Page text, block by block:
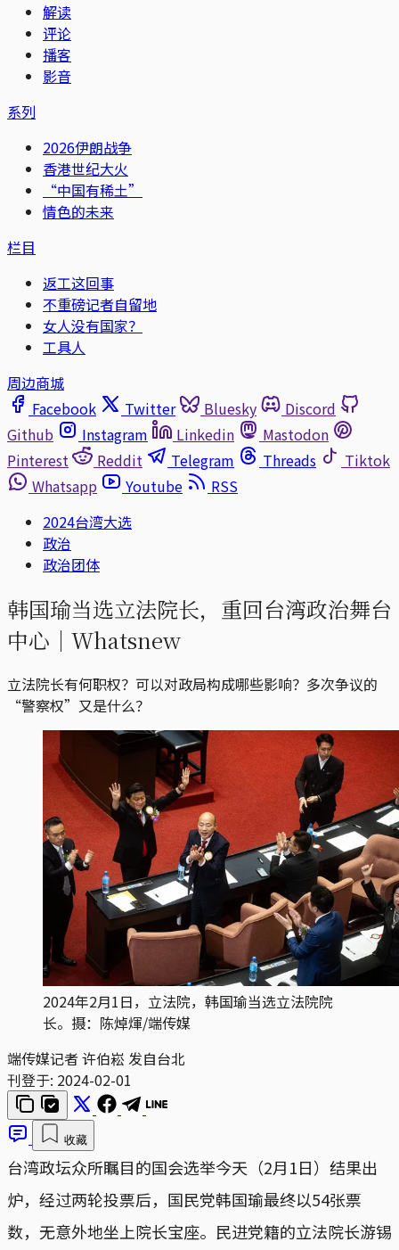
解读
评论
播客
影音
系列
2026伊朗战争
香港世纪大火
“中国有稀土”
情色的未来
栏目
返工这回事
不重磅记者自留地
女人没有国家？
工具人
周边商城
Facebook
Twitter Bluesky
Discord
Github
Instagram Linkedin
Mastodon
Pinterest
Reddit Telegram Threads
Tiktok
Whatsapp
Youtube
RSS
2024台湾大选
政治
政治团体
韩国瑜当选立法院长，重回台湾政治舞台
中心｜Whatsnew
立法院长有何职权？可以对政局构成哪些影响？多次争议的
“警察权”又是什么？
2024年2月1日，立法院，韩国瑜当选立法院院
长。摄：陈焯煇/端传媒
端传媒记者 许伯崧 发自台北
刊登于: 2024-02-01
收藏
台湾政坛众所瞩目的国会选举今天（2月1日）结果出
炉，经过两轮投票后，国民党韩国瑜最终以54张票
数，无意外地坐上院长宝座。民进党籍的立法院长游锡